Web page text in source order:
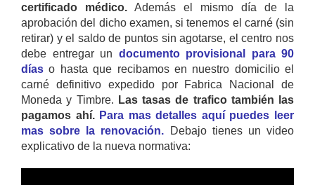
certificado médico. Además el mismo día de la
aprobación del dicho examen, si tenemos el carné (sin
retirar) y el saldo de puntos sin agotarse, el centro nos
debe entregar un documento provisional para 90
días o hasta que recibamos en nuestro domicilio el
carné definitivo expedido por Fabrica Nacional de
Moneda y Timbre. Las tasas de trafico también las
pagamos ahí. Para mas detalles aquí puedes leer
mas sobre la renovación. Debajo tienes un video
explicativo de la nueva normativa: